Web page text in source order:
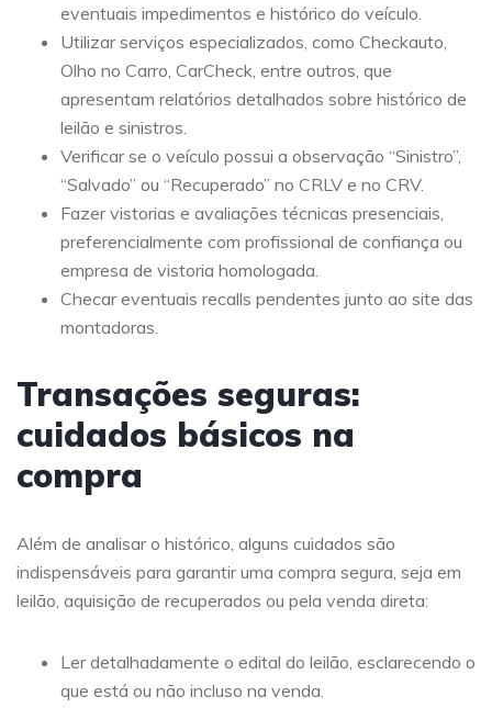
eventuais impedimentos e histórico do veículo.
Utilizar serviços especializados, como Checkauto,
Olho no Carro, CarCheck, entre outros, que
apresentam relatórios detalhados sobre histórico de
leilão e sinistros.
Verificar se o veículo possui a observação “Sinistro”,
“Salvado” ou “Recuperado” no CRLV e no CRV.
Fazer vistorias e avaliações técnicas presenciais,
preferencialmente com profissional de confiança ou
empresa de vistoria homologada.
Checar eventuais recalls pendentes junto ao site das
montadoras.
Transações seguras:
cuidados básicos na
compra
Além de analisar o histórico, alguns cuidados são
indispensáveis para garantir uma compra segura, seja em
leilão, aquisição de recuperados ou pela venda direta:
Ler detalhadamente o edital do leilão, esclarecendo o
que está ou não incluso na venda.